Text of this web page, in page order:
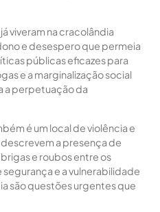
viveram na cracolândia
e desespero que permeia
públicas eficazes para
e a marginalização social
a perpetuação da
é um local de violência e
a presença de
e roubos entre os
e a vulnerabilidade
são questões urgentes que